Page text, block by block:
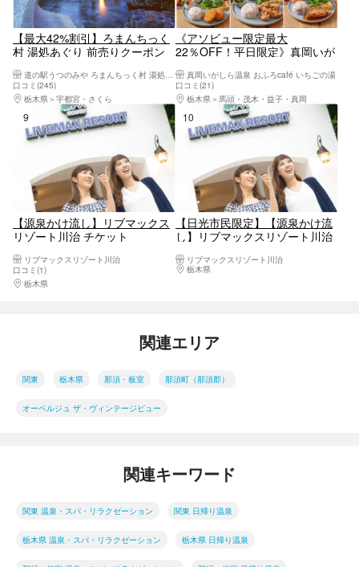
【最大42%割引】ろまんちっく
村 湯処あぐり 前売りクーポン
道の駅うつのみや ろまんちっく村 湯処あぐり
口コミ(245)
栃木県
宇都宮・さくら
《アソビュー限定最大
22％OFF！平日限定》真岡いが
お得な食事付きパッケージプラ
ン
真岡いがしら温泉 おふろcafé いちごの湯
口コミ(21)
栃木県
馬頭・茂木・益子・真岡
9位
【源泉かけ流し】リブマックス
リゾート川治 チケット
リブマックスリゾート川治
口コミ(1)
栃木県
10位
【日光市民限定】【源泉かけ流
し】リブマックスリゾート川治
リブマックスリゾート川治
栃木県
関連エリア
関東 栃木県 那須・板室 那須町（那須郡）
オーベルジュ ザ・ヴィンテージビュー
関連キーワード
関東 温泉・スパ・リラクゼーション 関東 日帰り温泉
栃木県 温泉・スパ・リラクゼーション 栃木県 日帰り温泉